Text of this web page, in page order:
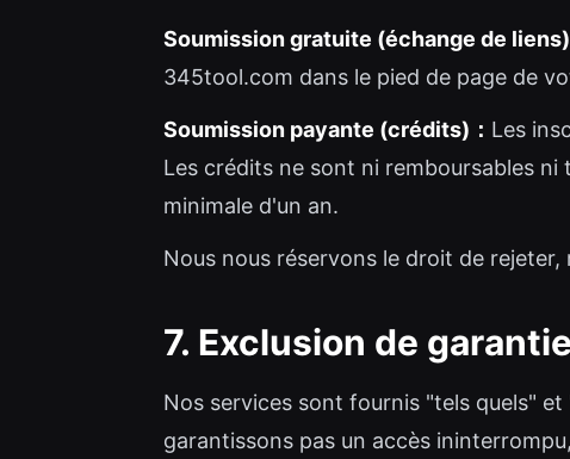
Soumission gratuite (échange de liens)
345tool.com dans le pied de page de
Soumission payante (crédits)： Les
Les crédits ne sont ni remboursables
minimale d'un an.
Nous nous réservons le droit de
7. Exclusion de
Nos services sont fournis "tels quels"
garantissons pas un accès